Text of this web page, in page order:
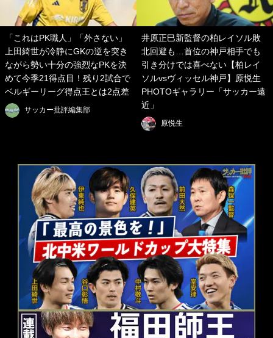
「これはPK職人」「外さない」
上田綺世が冷静にGKの逆を突き
ながら勢い十分の強烈なPKを決
めて今季21得点目！残り2試合で
ベルギーリーグ得点王とは2点差
サッカー批評編集部
井原正巳新監督の柏レイソル敗
北回避も…首位の神戸相手でも
引き分けでは喜べない【柏レイ
ソルvsヴィッセル神戸】原悦生
PHOTOギャラリー「サッカー遠
近」
原悦生